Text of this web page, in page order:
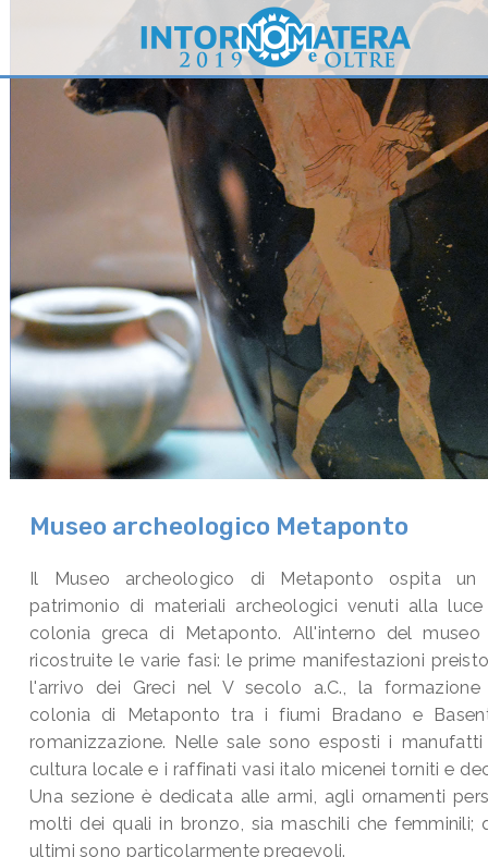
Museo archeologico Metaponto
Il Museo archeologico di Metaponto ospita un
patrimonio di materiali archeologici venuti alla
colonia greca di Metaponto. All'interno del museo
ricostruite le varie fasi: le prime manifestazioni
l'arrivo dei Greci nel V secolo a.C., la formazione
colonia di Metaponto tra i fiumi Bradano e
romanizzazione. Nelle sale sono esposti i
cultura locale e i raffinati vasi italo micenei torniti e
Una sezione è dedicata alle armi, agli ornamenti
molti dei quali in bronzo, sia maschili che femminili;
ultimi sono particolarmente pregevoli.